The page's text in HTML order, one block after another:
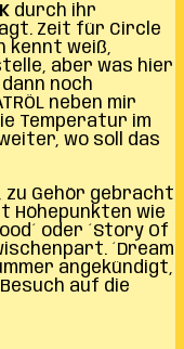
durch ihr
Zeit für Circle
kennt weiß,
aber was hier
noch
neben mir
Temperatur im
wo soll das
Gehör gebracht
Höhepunkten wie
oder ´Story Of
´Dream
angekündigt,
auf die